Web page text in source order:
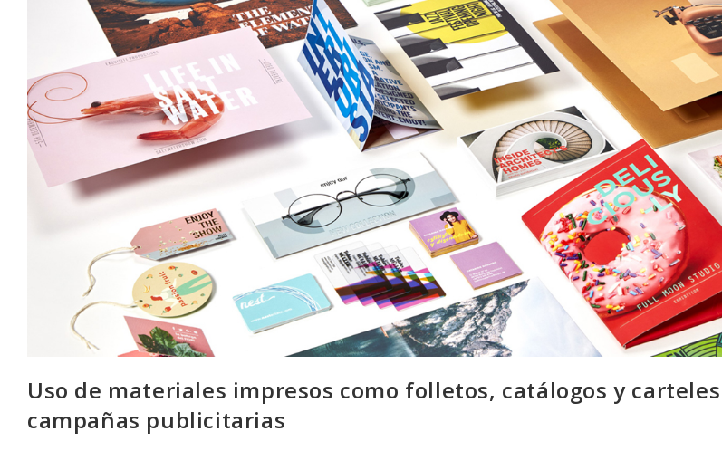
Uso de materiales impresos como folletos, catálogos y
campañas publicitarias